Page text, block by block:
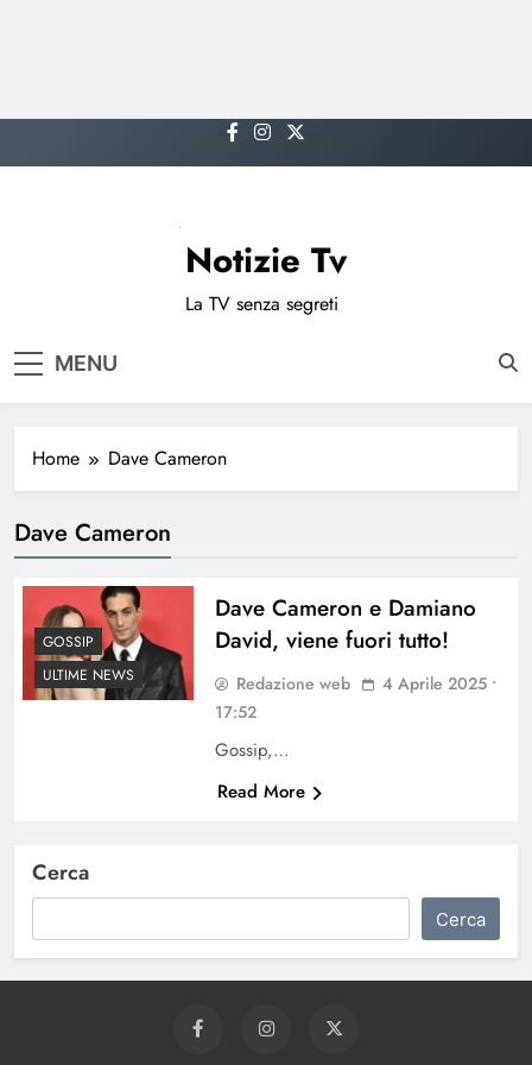
to
Notizie Tv
La TV senza segreti
MENU
Home Dave Cameron
Dave Cameron
GOSSIP
ULTIME NEWS
Dave Cameron e Damiano
David, viene fuori tutto!
Redazione web
4 Aprile 2025 •
17:52
Gossip,…
Read More
Cerca
Cerca